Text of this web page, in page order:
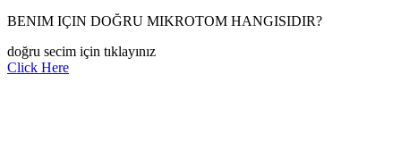
BENIM IÇIN DOĞRU MIKROTOM HANGISIDIR?
doğru secim için tıklayınız
Click Here